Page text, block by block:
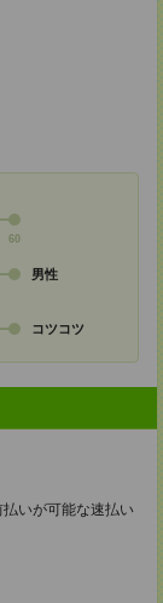
60
男性
コツコツ
いが可能な速払い